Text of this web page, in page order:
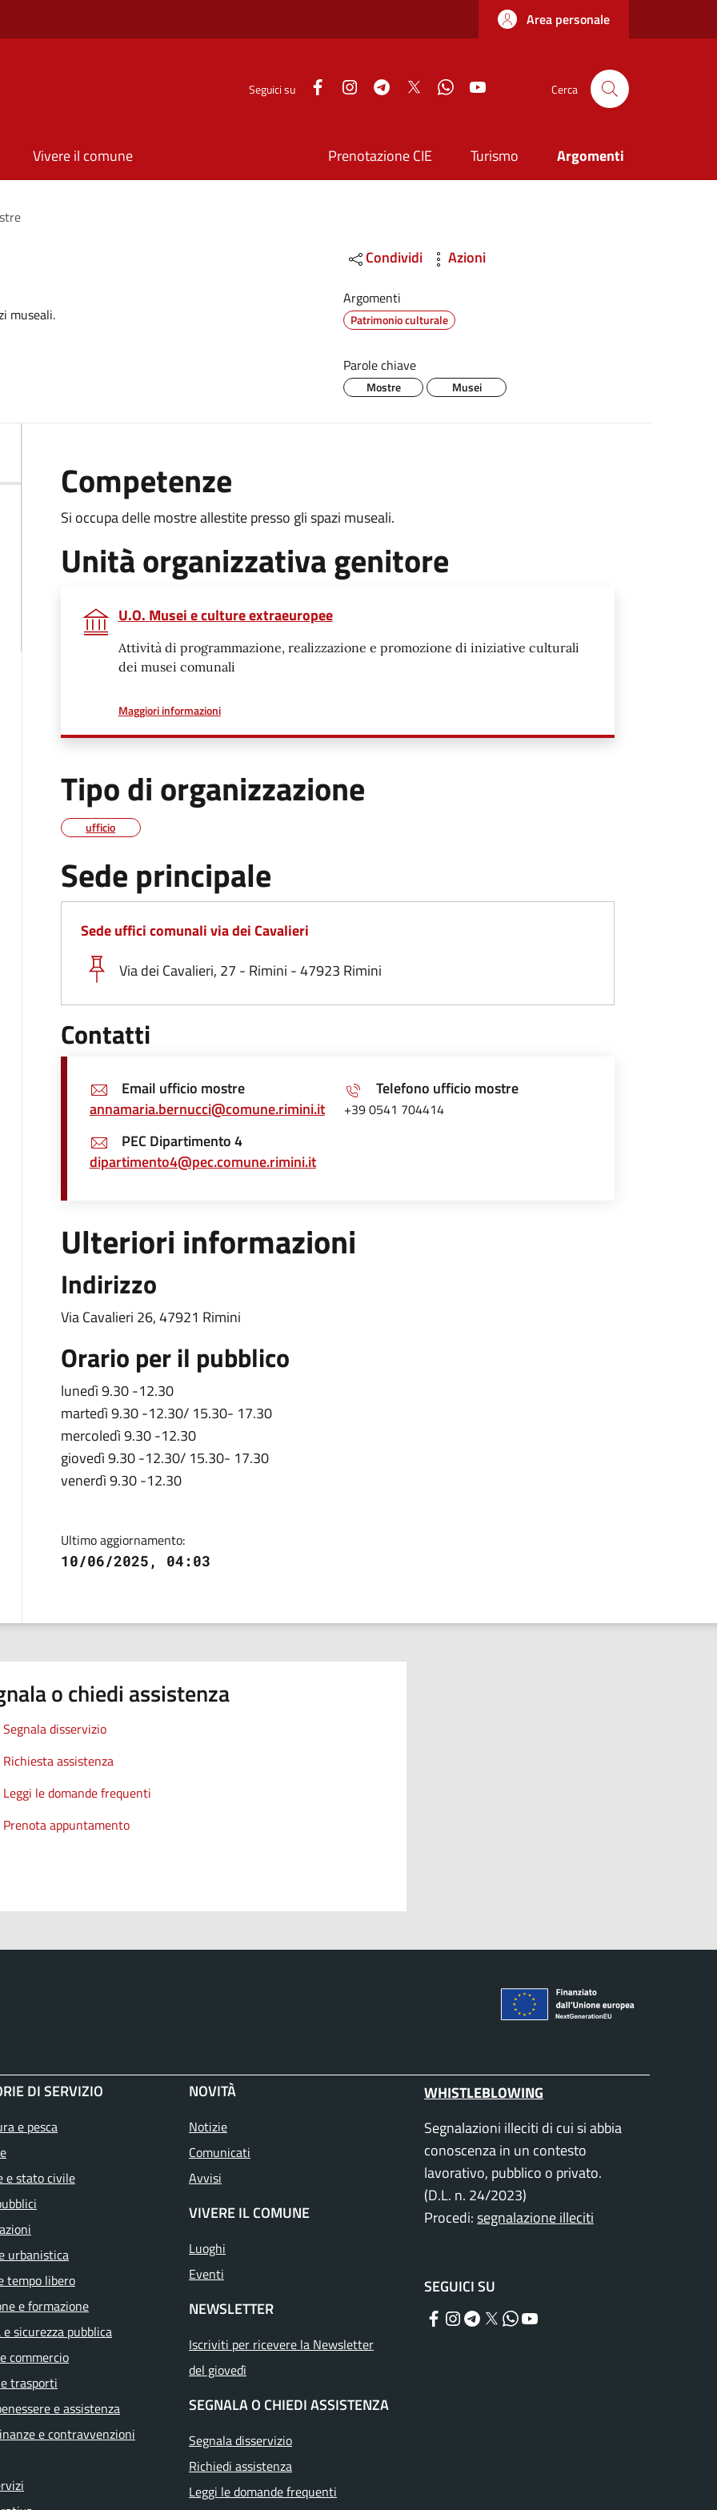
Area personale
Seguici su FacebookInstagramTelegramTwitter WhatsApp Cerca
Vivere il comune Prenotazione CIE Turismo Argomenti
museali.
Condividi Azioni
Argomenti
Patrimonio culturale
Parole chiave
Mostre Musei
Competenze
Si occupa delle mostre allestite presso gli spazi museali.
Unità organizzativa genitore
U.O. Musei e culture extraeuropee
Attività di programmazione, realizzazione e promozione di iniziative culturali
dei musei comunali
Maggiori informazionia proposito di
Tipo di organizzazione
ufficio
Sede principale
Sede uffici comunali via dei Cavalieri
Via dei Cavalieri, 27 - Rimini - 47923 Rimini
Contatti
Email ufficio mostre
annamaria.bernucci@comune.rimini.it
Telefono ufficio mostre
+39 0541 704414
PEC Dipartimento 4
dipartimento4@pec.comune.rimini.it
Ulteriori informazioni
Indirizzo
Via Cavalieri 26, 47921 Rimini
Orario per il pubblico
lunedì 9.30 -12.30
martedì 9.30 -12.30/ 15.30- 17.30
mercoledì 9.30 -12.30
giovedì 9.30 -12.30/ 15.30- 17.30
venerdì 9.30 -12.30
Ultimo aggiornamento:
10/06/2025, 04:03
o chiedi assistenza
Segnala disservizio
Richiesta assistenza
Leggi le domande frequenti
Prenota appuntamento
DI SERVIZIO
e pesca
e stato civile
urbanistica
tempo libero
e formazione
sicurezza pubblica
commercio
trasporti
e assistenza
e contravvenzioni
NOVITÀ
Notizie
Comunicati
Avvisi
VIVERE IL COMUNE
Luoghi
Eventi
NEWSLETTER
Iscriviti per ricevere la Newsletter
del giovedì
SEGNALA O CHIEDI ASSISTENZA
Segnala disservizio
Richiedi assistenza
Leggi le domande frequenti
WHISTLEBLOWING
Segnalazioni illeciti di cui si abbia
conoscenza in un contesto
lavorativo, pubblico o privato.
(D.L. n. 24/2023)
Procedi:segnalazione illeciti
SEGUICI SU
Facebook
Instagram
Telegram
TwitterWhatsApp